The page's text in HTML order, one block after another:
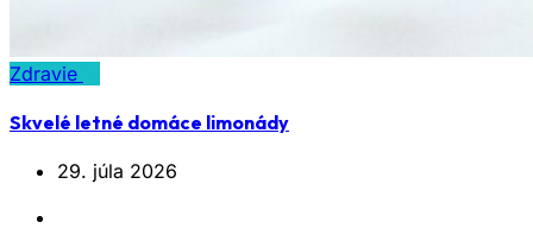
Zdravie
Skvelé letné domáce limonády
29. júla 2026